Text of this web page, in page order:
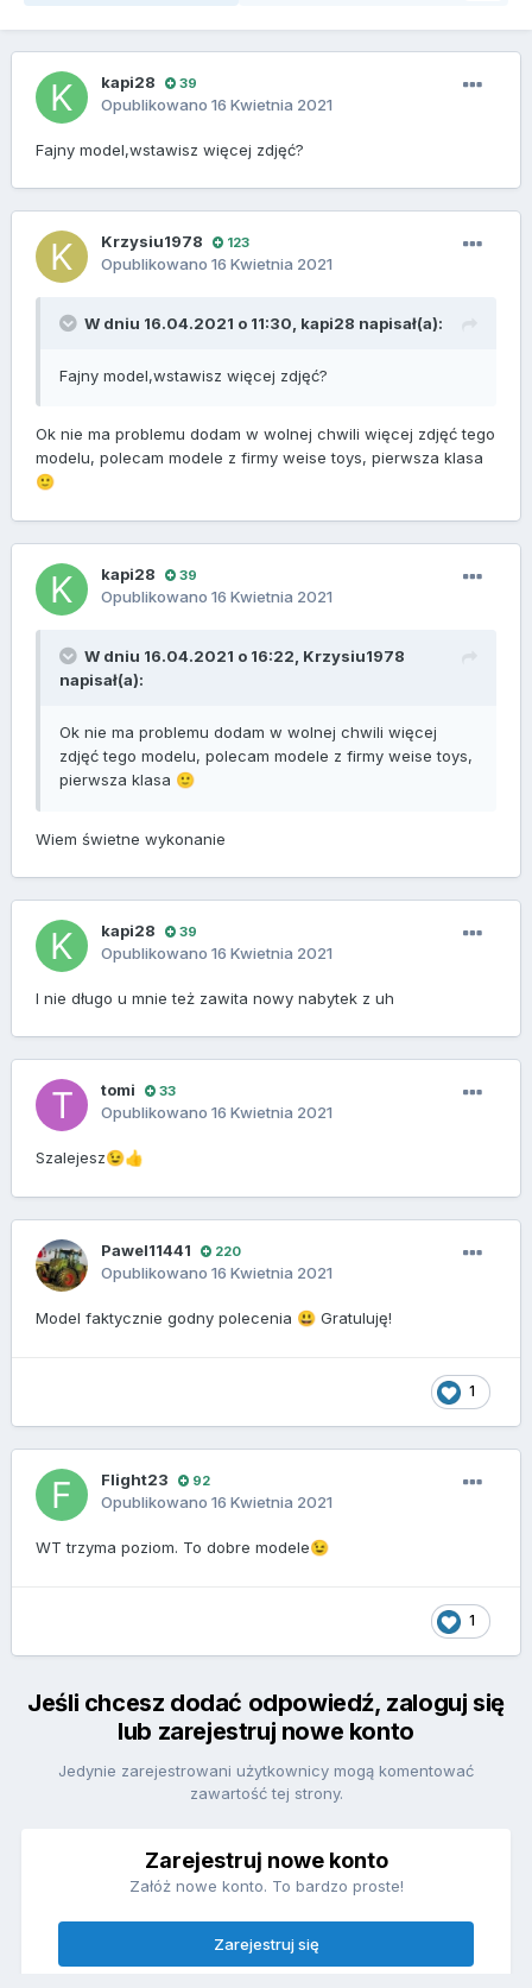
kapi28 39
Opublikowano 16 Kwietnia 2021
Fajny model,wstawisz więcej zdjęć?
Krzysiu1978 123
Opublikowano 16 Kwietnia 2021
W dniu 16.04.2021 o 11:30, kapi28 napisał(a):
Fajny model,wstawisz więcej zdjęć?
Ok nie ma problemu dodam w wolnej chwili więcej zdjęć tego
modelu, polecam modele z firmy weise toys, pierwsza klasa
🙂
kapi28 39
Opublikowano 16 Kwietnia 2021
W dniu 16.04.2021 o 16:22, Krzysiu1978
napisał(a):
Ok nie ma problemu dodam w wolnej chwili więcej
zdjęć tego modelu, polecam modele z firmy weise toys,
pierwsza klasa 🙂
Wiem świetne wykonanie
kapi28 39
Opublikowano 16 Kwietnia 2021
I nie długo u mnie też zawita nowy nabytek z uh
tomi 33
Opublikowano 16 Kwietnia 2021
Szalejesz😉👍
Pawel11441 220
Opublikowano 16 Kwietnia 2021
Model faktycznie godny polecenia 😃 Gratuluję!
1
Flight23 92
Opublikowano 16 Kwietnia 2021
WT trzyma poziom. To dobre modele😉
1
Jeśli chcesz dodać odpowiedź, zaloguj się
lub zarejestruj nowe konto
Jedynie zarejestrowani użytkownicy mogą komentować
zawartość tej strony.
Zarejestruj nowe konto
Załóż nowe konto. To bardzo proste!
Zarejestruj się